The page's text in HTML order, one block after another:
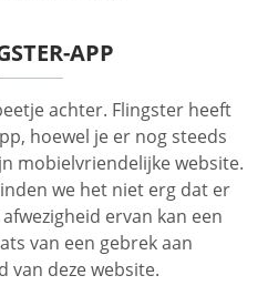
APP
achter. Flingster heeft
hoewel je er nog steeds
mobielvriendelijke website.
we het niet erg dat er
ervan kan een
van een gebrek aan
van deze website.